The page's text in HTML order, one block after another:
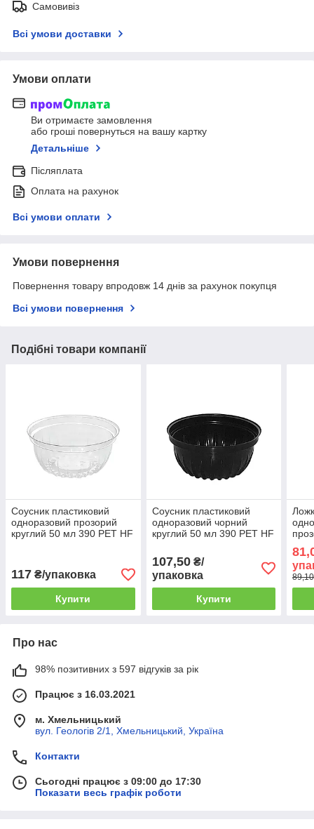
Самовивіз
Всі умови доставки
Умови оплати
Ви отримаєте замовлення
або гроші повернуться на вашу картку
Детальніше
Післяплата
Оплата на рахунок
Всі умови оплати
Умови повернення
Повернення товару впродовж 14 днів за рахунок покупця
Всі умови повернення
Подібні товари компанії
Соусник пластиковий
одноразовий прозорий
круглий 50 мл 390 PET HF
117 ₴/упаковка
Купити
Соусник пластиковий
одноразовий чорний
круглий 50 мл 390 PET HF
(1600 уп/ящик)
107,50₴/
упаковка
Купити
шт/
Про нас
98% позитивних з 597 відгуків за рік
Працює з 16.03.2021
м. Хмельницький
вул. Геологів 2/1, Хмельницький, Україна
Контакти
Сьогодні працює з 09:00 до 17:30
Показати весь графік роботи